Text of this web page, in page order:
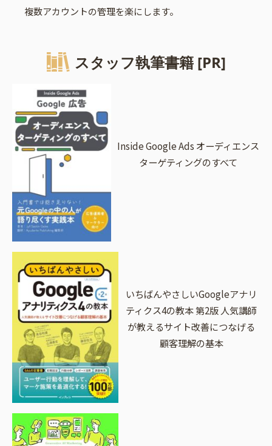
複数アカウントの管理を楽にします。
スタッフ執筆書籍 [PR]
Inside Google Ads オーディエンス
ターゲティングのすべて
いちばんやさしいGoogleアナリ
ティクス4の教本 第2版 人気講師
が教えるサイト改善につなげる
顧客理解の基本